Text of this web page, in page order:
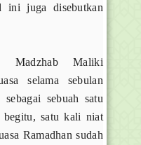
ini juga disebutkan
Madzhab Maliki
selama sebulan
sebuah satu
begitu, satu kali niat
Ramadhan sudah